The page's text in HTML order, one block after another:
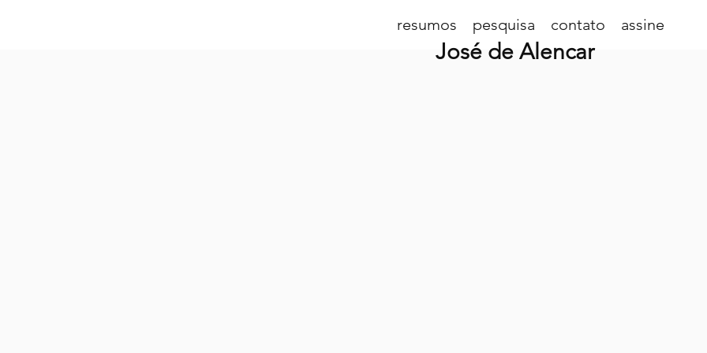
resumos pesquisa contato assine
José de Alencar